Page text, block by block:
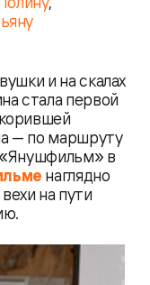
и на скалах
стала первой
— по маршруту
в
наглядно
на пути